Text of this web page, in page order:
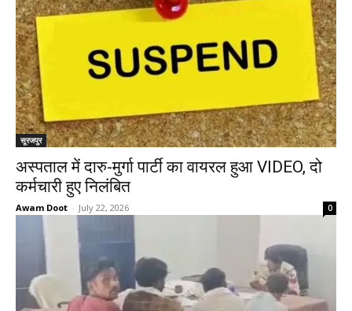
सूरजपुर
अस्पताल में दारु-मुर्गा पार्टी का वायरल हुआ VIDEO, दो
कर्मचारी हुए निलंबित
Awam Doot - July 22, 2026 0